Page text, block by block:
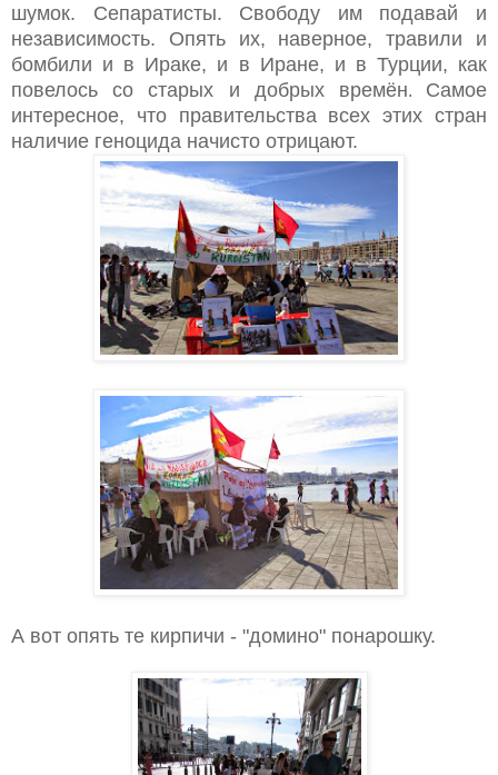
шумок. Сепаратисты. Свободу им подавай и
независимость. Опять их, наверное, травили и
бомбили и в Ираке, и в Иране, и в Турции, как
повелось со старых и добрых времён. Самое
интересное, что правительства всех этих стран
наличие геноцида начисто отрицают.
А вот опять те кирпичи - "домино" понарошку.